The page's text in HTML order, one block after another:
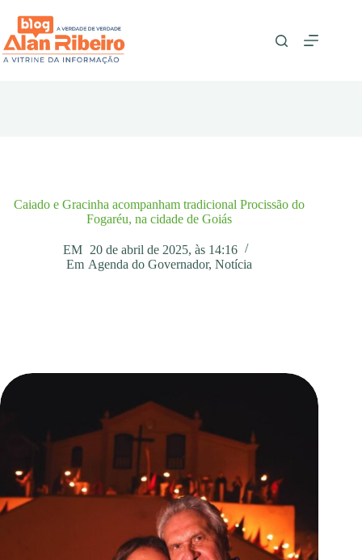
para
conteúdo
Caiado e Gracinha acompanham tradicional Procissão do
Fogaréu, na cidade de Goiás
EM 20 de abril de 2025, às 14:16
Em Agenda do Governador, Notícia